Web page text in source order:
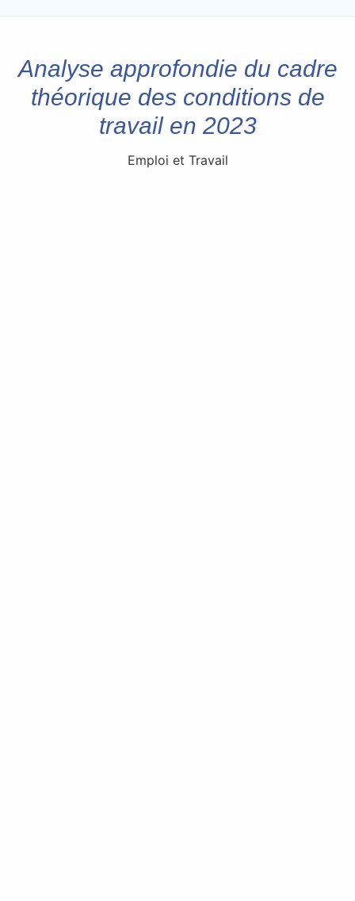
Analyse approfondie du cadre
théorique des conditions de
travail en 2023
Emploi et Travail